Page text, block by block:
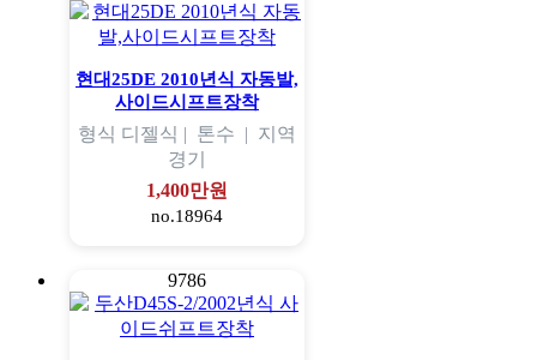
현대25DE 2010년식 자동발,
사이드시프트장착
형식 디젤식 | 톤수 | 지역
경기
1,400만원
no.18964
9786